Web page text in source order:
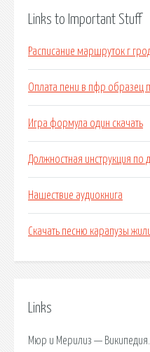
Links to Important Stuff
Расписание маршруток г
Оплата пени в пфр образец
Игра формула один скачать
Должностная инструкция по
Нашествие аудиокнига
Скачать песню карапузы
Links
Мюр и Мерилиз — Википедия.